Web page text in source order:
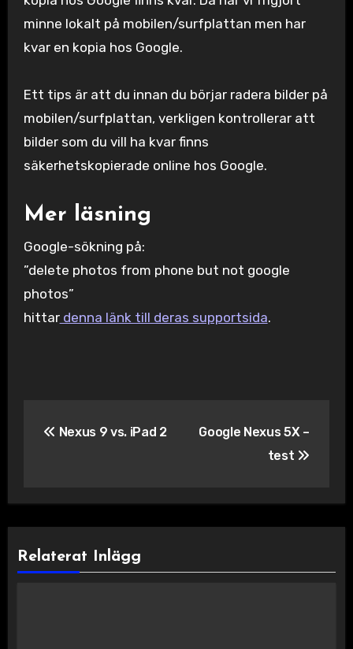
minne lokalt på mobilen/surfplattan men har
kvar en kopia hos Google.
Ett tips är att du innan du börjar radera bilder på
mobilen/surfplattan, verkligen kontrollerar att
bilder som du vill ha kvar finns
säkerhetskopierade online hos Google.
Mer läsning
Google-sökning på:
”delete photos from phone but not google
photos”
hittardenna länk till deras supportsida.
Nexus 9 vs. iPad 2
Google Nexus 5X –
test
Relaterat Inlägg